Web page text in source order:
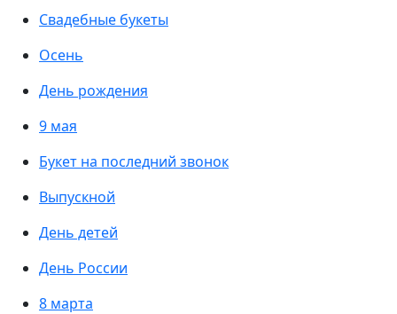
Свадебные букеты
Осень
День рождения
9 мая
Букет на последний звонок
Выпускной
День детей
День России
8 марта